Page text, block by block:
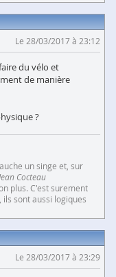
Le 28/03/2017 à 23:12
du vélo et
de manière
?
un singe et, sur
Jean Cocteau
plus. C'est surement
sont aussi logiques
Le 28/03/2017 à 23:29